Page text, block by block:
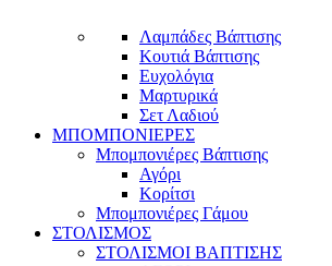
Λαμπάδες Βάπτισης
Κουτιά Βάπτισης
Ευχολόγια
Μαρτυρικά
Σετ Λαδιού
ΜΠΟΜΠΟΝΙΕΡΕΣ
Μπομπονιέρες Βάπτισης
Αγόρι
Κορίτσι
Μπομπονιέρες Γάμου
ΣΤΟΛΙΣΜΟΣ
ΣΤΟΛΙΣΜΟΙ ΒΑΠΤΙΣΗΣ